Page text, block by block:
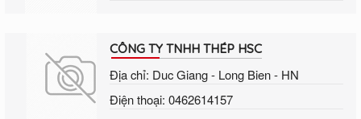
CÔNG TY TNHH THÉP HSC
Địa chỉ: Duc Giang - Long Bien - HN
Điện thoại: 0462614157